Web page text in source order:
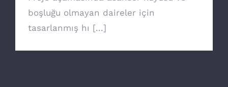
boşluğu olmayan daireler için
tasarlanmış hı [...]